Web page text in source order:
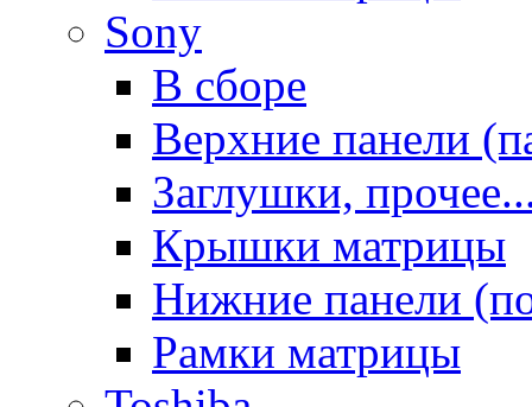
Sony
В сборе
Верхние панели
Заглушки,
Крышки матрицы
Нижние панели
Рамки матрицы